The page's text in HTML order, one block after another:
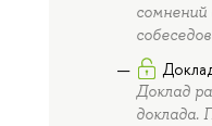
Доклад
доклада.